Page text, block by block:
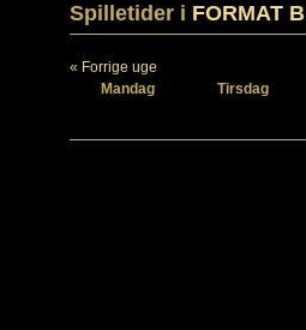
Spilletider i FORMAT
« Forrige uge
Mandag
Tirsdag